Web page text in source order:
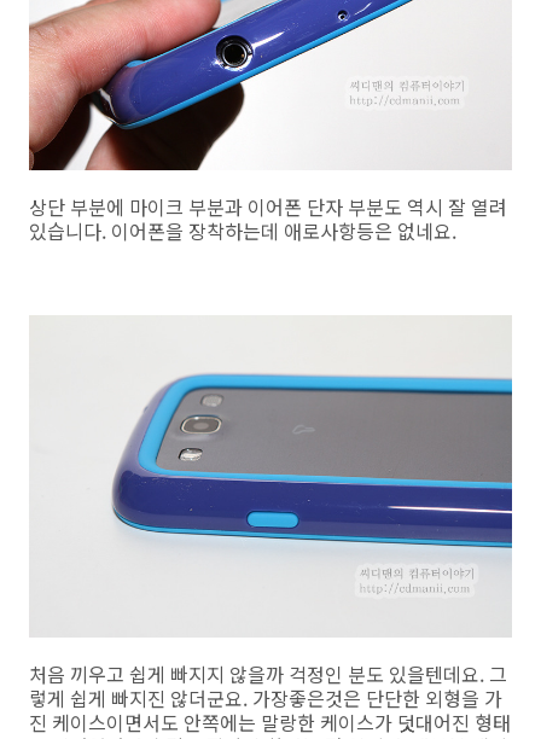
상단 부분에 마이크 부분과 이어폰 단자 부분도 역시 잘 열려
있습니다. 이어폰을 장착하는데 애로사항등은 없네요.
처음 끼우고 쉽게 빠지지 않을까 걱정인 분도 있을텐데요. 그
렇게 쉽게 빠지진 않더군요. 가장좋은것은 단단한 외형을 가
진 케이스이면서도 안쪽에는 말랑한 케이스가 덧대어진 형태